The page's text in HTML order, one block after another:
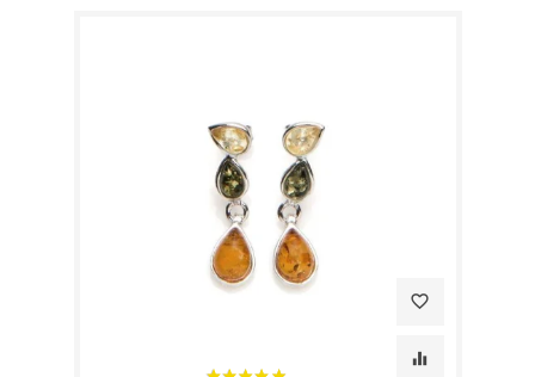
favorite_border
equalizer